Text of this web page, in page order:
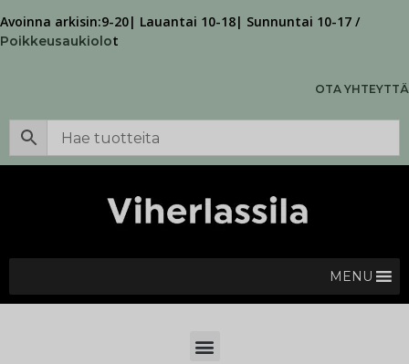
Avoinna arkisin:9-20| Lauantai 10-18| Sunnuntai 10-17 /
Poikkeusaukiolot
OTA YHTEYTTÄ
MENU